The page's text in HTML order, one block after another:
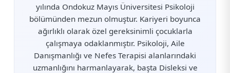
yılında Ondokuz Mayıs Üniversitesi Psikoloji
bölümünden mezun olmuştur. Kariyeri boyunca
ağırlıklı olarak özel gereksinimli çocuklarla
çalışmaya odaklanmıştır. Psikoloji, Aile
Danışmanlığı ve Nefes Terapisi alanlarındaki
uzmanlığını harmanlayarak, başta Disleksi ve